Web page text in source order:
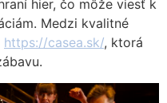
hier, čo môže viesť k
Medzi kvalitné
https://casea.sk/, ktorá